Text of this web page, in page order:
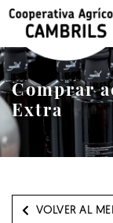
Comprar
Extra
VOLVER AL